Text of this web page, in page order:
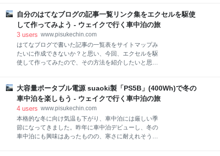
所やバスルームでの使用を想定した製品です。 今回、
車中泊で小物入れとして使ってみたので、紹介したい
と思います。 製品仕様 吊り下げ用のフック付き 固定
用のゴムバン
います。 「スマホでもキーボードとマウスが使えれば
いいのに…」 と思っていたところ、なんと、iPhoneで
iOS13から、マウスが使えるようになったとのこと。
早速、キーボードとマウスをBluetoothで接続してみた
ので紹介したいと思います。 この記事もスマホで作成
しました！と言いたいのですが、パソコンで書いてい
ーボード マウス マウス操作について ブログを書いて
みる まとめ iPhoneでもマウスが使える iOS13からマ
ウスを使用できるようにな
自分のはてなブログの記事一覧リンク集をエクセルを駆使
して作ってみよう - ウェイクで行く車中泊の旅
3 users www.pisukechin.com
はてなブログで書いた記事の一覧表をサイトマップみ
たいに作成できないか？と思い、今回、エクセルを駆
使して作ってみたので、その方法を紹介したいと思い
ストを作成 記事一覧を取得する エクセルに貼り付ける
マクロを作成し実行する 記事一覧表のページを作成す
る 記事一覧表が完成！ 新規記事を追加する場合の方法
まとめ 作成しようと思った理由 記事がある程度たまっ
てくると、リンク付きの記事一覧（タイトル）がある
と便利かと思い、ページを作成することにしました。
大容量ポータブル電源 suaoki製「PS5B」(400Wh)で冬の
車中泊を楽しもう - ウェイクで行く車中泊の旅
4 users www.pisukechin.com
本格的な冬に向け気温も下がり、車中泊には厳しい季
節になってきました。昨年に車中泊デビューし、冬の
車中泊にも興味はあったものの、寒さに耐えれそうに